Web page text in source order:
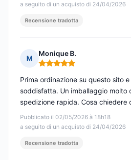
a seguito di un acquisto di 24/04/2026
Recensione tradotta
M
Monique B.
Nota: 5 su 5
Pubblicato il 02/05/2026 à 18h18
a seguito di un acquisto di 24/04/2026
Prima ordinazione su questo sito
soddisfatta. Un imballaggio molto
spedizione rapida. Cosa chiedere
Recensione tradotta